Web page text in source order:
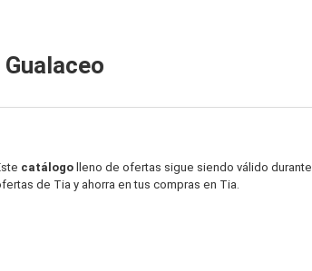
catálogo lleno de ofertas sigue siendo válido durante
de Tia y ahorra en tus compras en Tia.